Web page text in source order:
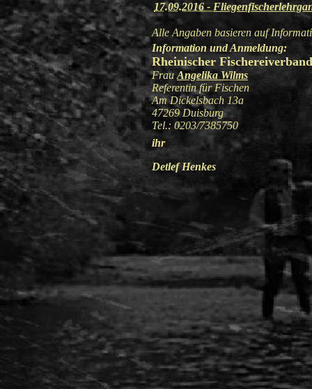
17.09.2016 -
Alle Angaben basieren auf
Information und Anmeldung:
Rheinischer
Frau Angelika Wilms oder
Referentin für Fischen
Am Dickelsbach 13a
47269 Duisburg
Tel.: 0203/7385750
ihr
Detlef Henkes